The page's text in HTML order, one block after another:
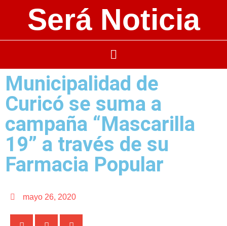
Será Noticia
Municipalidad de
Curicó se suma a
campaña “Mascarilla
19” a través de su
Farmacia Popular
mayo 26, 2020